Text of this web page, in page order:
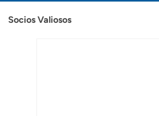
Socios Valiosos